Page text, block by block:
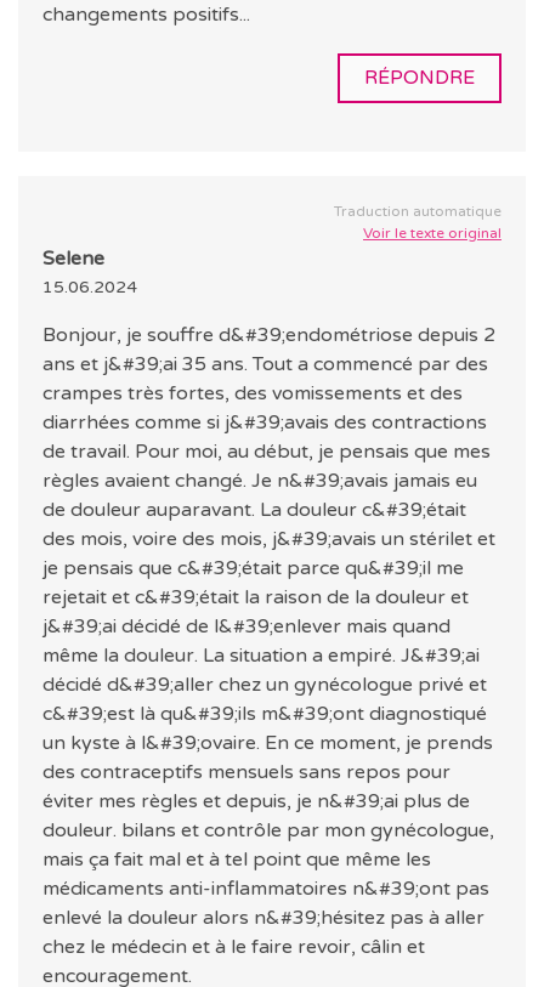
changements positifs...
RÉPONDRE
Traduction automatique
Voir le texte original
Selene
15.06.2024
Bonjour, je souffre d&#39;endométriose depuis 2
ans et j&#39;ai 35 ans. Tout a commencé par des
crampes très fortes, des vomissements et des
diarrhées comme si j&#39;avais des contractions
de travail. Pour moi, au début, je pensais que mes
règles avaient changé. Je n&#39;avais jamais eu
de douleur auparavant. La douleur c&#39;était
des mois, voire des mois, j&#39;avais un stérilet et
je pensais que c&#39;était parce qu&#39;il me
rejetait et c&#39;était la raison de la douleur et
j&#39;ai décidé de l&#39;enlever mais quand
même la douleur. La situation a empiré. J&#39;ai
décidé d&#39;aller chez un gynécologue privé et
c&#39;est là qu&#39;ils m&#39;ont diagnostiqué
un kyste à l&#39;ovaire. En ce moment, je prends
des contraceptifs mensuels sans repos pour
éviter mes règles et depuis, je n&#39;ai plus de
douleur. bilans et contrôle par mon gynécologue,
mais ça fait mal et à tel point que même les
médicaments anti-inflammatoires n&#39;ont pas
enlevé la douleur alors n&#39;hésitez pas à aller
chez le médecin et à le faire revoir, câlin et
encouragement.